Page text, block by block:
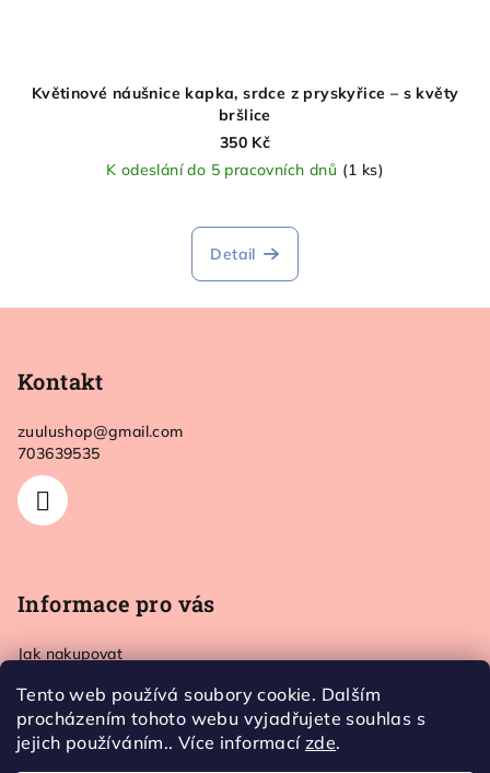
Tento web používá soubory cookie. Dalším
procházením tohoto webu vyjadřujete souhlas s
jejich používáním.. Více informací zde.
Květinové náušnice kapka, srdce z pryskyřice – s květy
bršlice
350 Kč
K odeslání do 5 pracovních dnů (1 ks)
Detail
Kontakt
zuulushop@gmail.com
703639535
Informace pro vás
Jak nakupovat
Kontakt
Obchodní podmínky